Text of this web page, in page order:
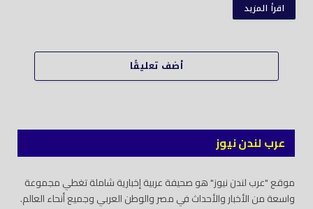
اقرأ المزيد
أضف تعليقًا
عرب لندن نيوز
موقع "عرب لندن نيوز" هو صحيفة عربية إخبارية شاملة تغطي مجموعة
واسعة من الأخبار والأحداث في مصر والوطن العربي وجميع أنحاء العالم.